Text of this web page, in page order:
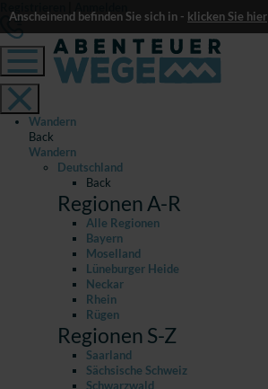
Anscheinend befinden Sie sich in - klicken Sie hier
Wandern
Back
Wandern
Deutschland
Back
Regionen A-R
Alle Regionen
Bayern
Moselland
Lüneburger Heide
Neckar
Rhein
Rügen
Regionen S-Z
Saarland
Sächsische Schweiz
Schwarzwald